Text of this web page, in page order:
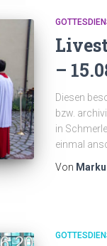
–
Diesen
bzw.
in
einmal
Von